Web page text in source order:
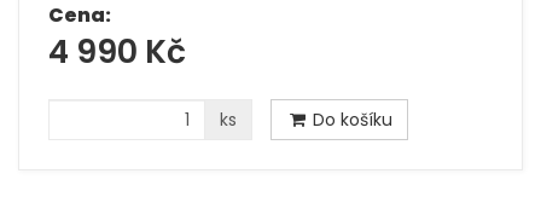
Cena:
4 990 Kč
ks Do košíku